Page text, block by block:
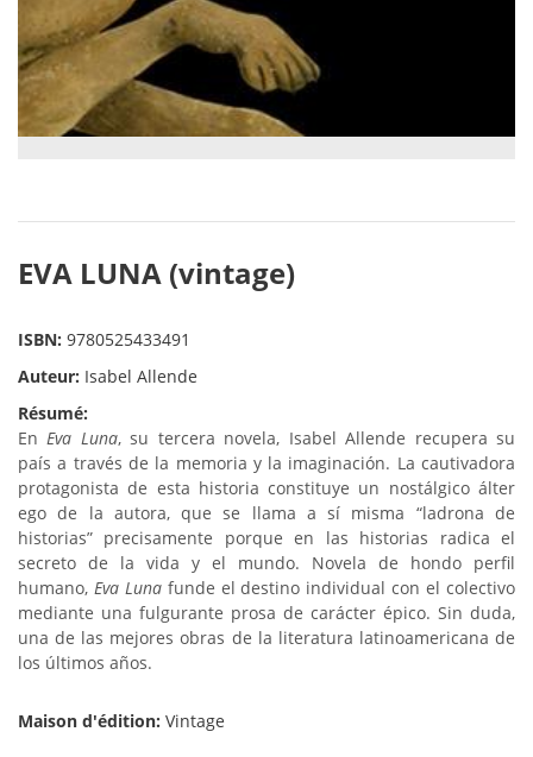
EVA LUNA (vintage)
ISBN: 9780525433491
Auteur: Isabel Allende
Résumé:
EnEva Luna, su tercera novela, Isabel Allende recupera su
país a través de la memoria y la imaginación. La cautivadora
protagonista de esta historia constituye un nostálgico álter
ego de la autora, que se llama a sí misma “ladrona de
historias” precisamente porque en las historias radica el
secreto de la vida y el mundo. Novela de hondo perfil
humano, Eva Luna funde el destino individual con el colectivo
mediante una fulgurante prosa de carácter épico. Sin duda,
una de las mejores obras de la literatura latinoamericana de
los últimos años.
Maison d'édition: Vintage